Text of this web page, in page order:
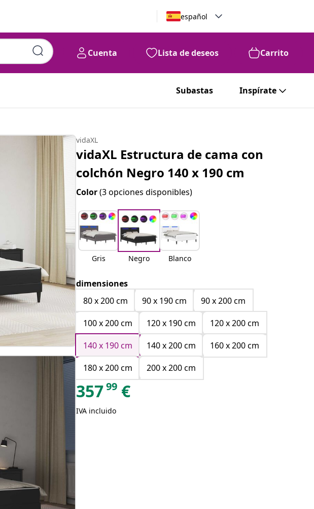
español
Cuenta Lista de deseos Carrito
Subastas Inspírate
vidaXL
vidaXL Estructura de cama con
colchón Negro 140 x 190 cm
Color(3 opciones disponibles)
Gris Negro Blanco
dimensiones
80 x 200 cm
90 x 190 cm
90 x 200 cm
100 x 200 cm
120 x 190 cm
120 x 200 cm
140 x 190 cm
140 x 200 cm
160 x 200 cm
180 x 200 cm
200 x 200 cm
35799 €
IVA incluido